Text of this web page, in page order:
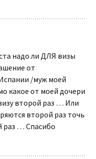
надо ли ДЛЯ визы
от
/муж моей
какое от моей дочери
второй раз … Или
второй раз точь
раз … Спасибо